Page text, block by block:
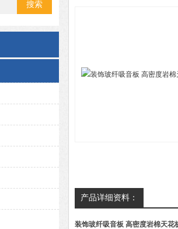
产品详细资料：
装饰玻纤吸音板 高密度岩棉天花